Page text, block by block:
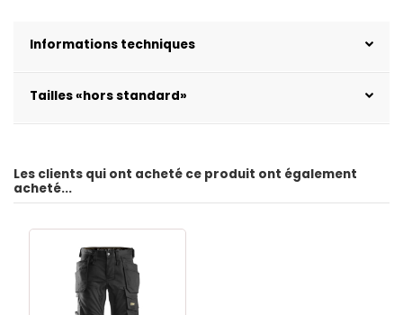
Informations techniques
Tailles «hors standard»
Les clients qui ont acheté ce produit ont également
acheté...